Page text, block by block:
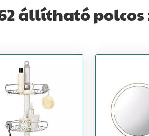
doboz: 22 x 9 x 156
állítható